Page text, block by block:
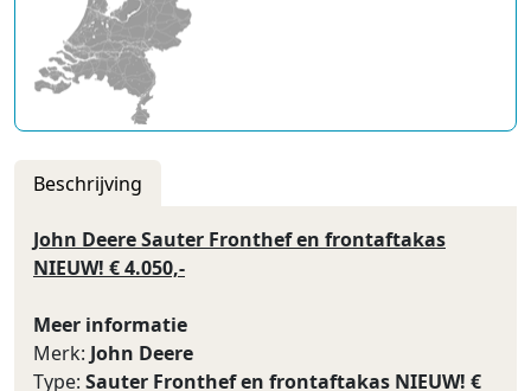
Beschrijving
John Deere Sauter Fronthef en frontaftakas
NIEUW! € 4.050,-
Meer informatie
Merk: John Deere
Type: Sauter Fronthef en frontaftakas NIEUW! €